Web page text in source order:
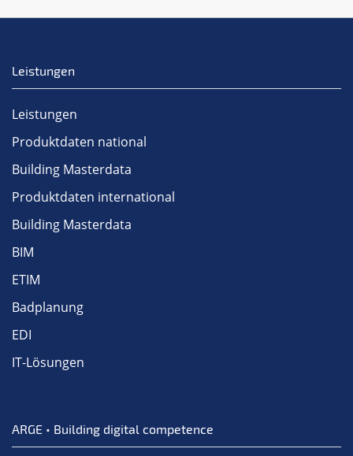
Leistungen
Leistungen
Produktdaten national
Building Masterdata
Produktdaten international
Building Masterdata
BIM
ETIM
Badplanung
EDI
IT-Lösungen
ARGE • Building digital competence